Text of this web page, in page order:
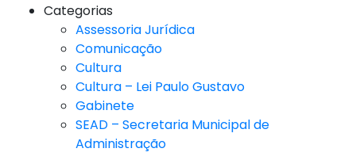
Categorias
Assessoria Jurídica
Comunicação
Cultura
Cultura – Lei Paulo Gustavo
Gabinete
SEAD – Secretaria Municipal de
Administração